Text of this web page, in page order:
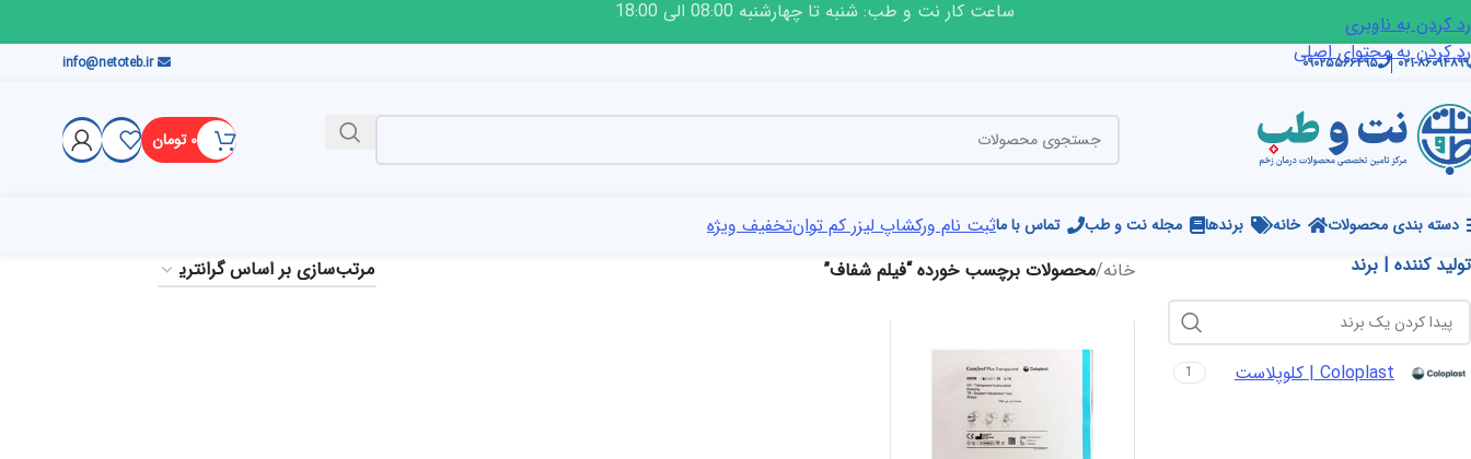
رد کردن به ناوبری
رد کردن به محتوای اصلی
ساعت کار نت و طب: شنبه تا چهارشنبه 08:00 الی 18:00
۰۲۱-۸۶۰۹۴۸۹۹ ۰۹۰۲۵۵۶۶۴۹۵ info@netoteb.ir
۰ تومان
دسته بندی محصولات خانه برندها مجله نت و طب تماس با ماثبت نام ورکشاپ لیزر کم توانتخفیف ویژه
تولید کننده | برند
Coloplast | کلوپلاست 1
خانه/محصولات برچسب خورده “فیلم شفاف”